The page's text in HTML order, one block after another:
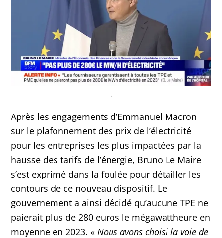
.
Après les engagements d’Emmanuel Macron
sur le plafonnement des prix de l’électricité
pour les entreprises les plus impactées par la
hausse des tarifs de l’énergie, Bruno Le Maire
s’est exprimé dans la foulée pour détailler les
contours de ce nouveau dispositif. Le
gouvernement a ainsi décidé qu’aucune TPE ne
paierait plus de 280 euros le mégawattheure en
moyenne en 2023. «Nous avons choisi la voie de